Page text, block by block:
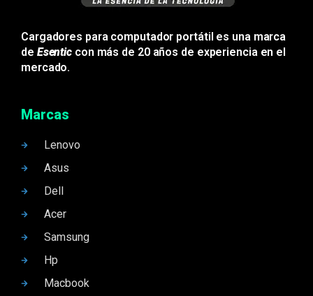
Cargadores para computador portátil es una marca
de Esentic con más de 20 años de experiencia en el
mercado.
Marcas
Lenovo
Asus
Dell
Acer
Samsung
Hp
Macbook